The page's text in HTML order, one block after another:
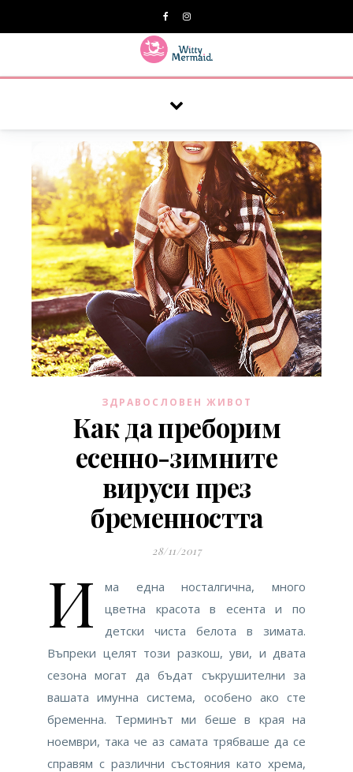
ЗДРАВОСЛОВЕН ЖИВОТ
Как да преборим
есенно-зимните
вируси през
бременността
28/11/2017
И
ма една носталгична, много
цветна красота в есента и по
детски чиста белота в зимата.
Въпреки целят този разкош, уви, и двата
сезона могат да бъдат съкрушителни за
вашата имунна система, особено ако сте
бременна. Терминът ми беше в края на
ноември, така че аз самата трябваше да се
справям с различни състояния като хрема,